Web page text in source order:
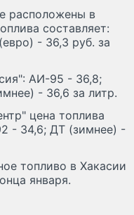
расположены в
составляет:
- 36,3 руб. за
АИ-95 - 36,8;
- 36,6 за литр.
цена топлива
- 34,6; ДТ (зимнее) -
топливо в Хакасии
января.